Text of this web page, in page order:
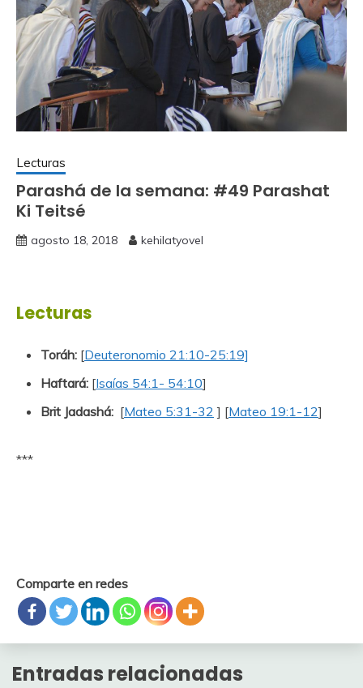
Lecturas
Parashá de la semana: #49 Parashat
Ki Teitsé
agosto 18, 2018 kehilatyovel
Lecturas
Toráh: [Deuteronomio 21:10-25:19]
Haftará: [Isaías 54:1- 54:10]
Brit Jadashá: [Mateo 5:31-32 ] [Mateo 19:1-12]
***
Comparte en redes
Entradas relacionadas